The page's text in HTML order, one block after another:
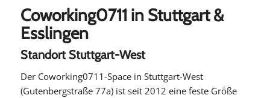
Coworking0711 in Stuttgart &
Esslingen
Standort Stuttgart-West
Der Coworking0711-Space in Stuttgart-West
(Gutenbergstraße 77a) ist seit 2012 eine feste Größe